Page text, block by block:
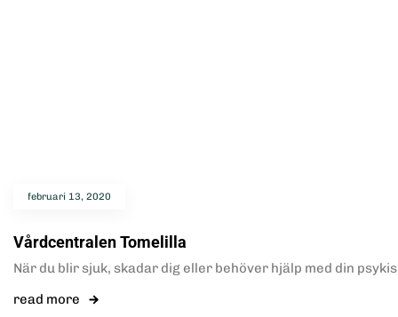
februari 13, 2020
Vårdcentralen Tomelilla
När du blir sjuk, skadar dig eller behöver hjälp med din
read more